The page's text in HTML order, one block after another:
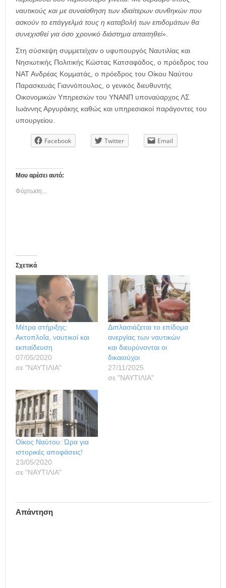
ναυτικούς και με συναίσθηση των ιδιαίτερων συνθηκών που
ασκούν το επάγγελμά τους η καταβολή των επιδομάτων θα
συνεχισθεί για όσο χρονικό διάστημα απαιτηθεί».
Στη σύσκεψη συμμετείχαν ο υφυπουργός Ναυτιλίας και
Νησιωτικής Πολιτικής Κώστας Κατσαφάδος, ο πρόεδρος του
ΝΑΤ Ανδρέας Κομματάς, ο πρόεδρος του Οίκου Ναύτου
Παρασκευάς Γιαννόπουλος, ο γενικός διευθυντής
Οικονομικών Υπηρεσιών του ΥΝΑΝΠ υποναύαρχος ΛΣ
Ιωάννης Αργυράκης καθώς και υπηρεσιακοί παράγοντες του
υπουργείου.
Facebook Twitter Email
Μου αρέσει αυτό:
Φόρτωση...
Σχετικά
Μέτρα στήριξης:
Ακτοπλοΐα, ναυτικοί και
εκπαίδευση
07/05/2020
σε "ΝΑΥΤΙΛΙΑ"
Διπλασιάζεται το επίδομα
ανεργίας των ναυτικών
και διευρύνονται οι
δικαιούχοι
27/11/2025
σε "ΝΑΥΤΙΛΙΑ"
Οίκος Ναύτου: Ώρα για
ιστορικές αποφάσεις!
23/05/2020
σε "ΝΑΥΤΙΛΙΑ"
Απάντηση